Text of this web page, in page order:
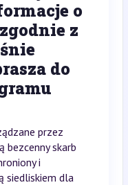
o
z
do
przez
bezcenny skarb
i
siedliskiem dla